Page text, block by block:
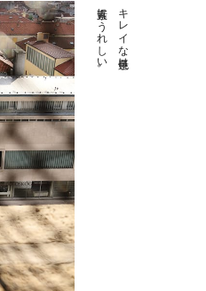
キレイな景色は
素直にうれしい。